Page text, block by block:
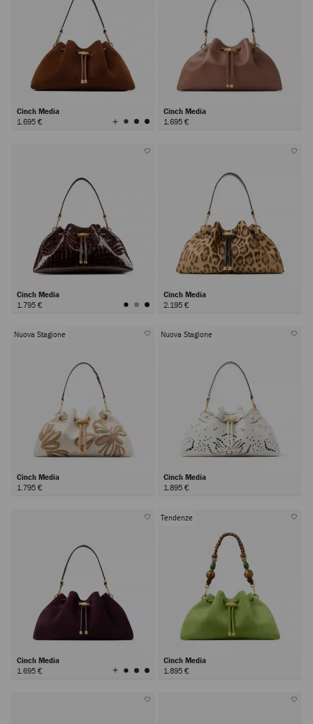
Cinch Media
1.695 €
Visualizza
tutti
Cinch Media
1.695 €
Cinch Media
1.795 €
Cinch Media
2.195 €
Nuova Stagione
Cinch Media
1.795 €
Nuova Stagione
Cinch Media
1.895 €
Cinch Media
1.695 €
Visualizza
tutti
Tendenze
Cinch Media
1.895 €